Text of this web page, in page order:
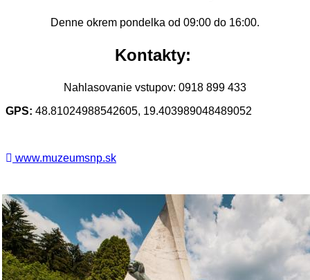
Denne okrem pondelka od 09:00 do 16:00.
Kontakty:
Nahlasovanie vstupov: 0918 899 433
GPS: 48.81024988542605, 19.403989048489052
www.muzeumsnp.sk